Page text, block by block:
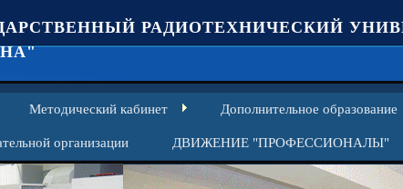
РАДИОТЕХНИЧЕСКИЙ
Методический кабинет Дополнительное образование
организации ДВИЖЕНИЕ "ПРОФЕССИОНАЛЫ"